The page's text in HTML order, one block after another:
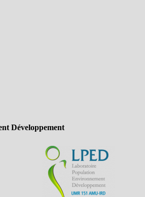
Développement